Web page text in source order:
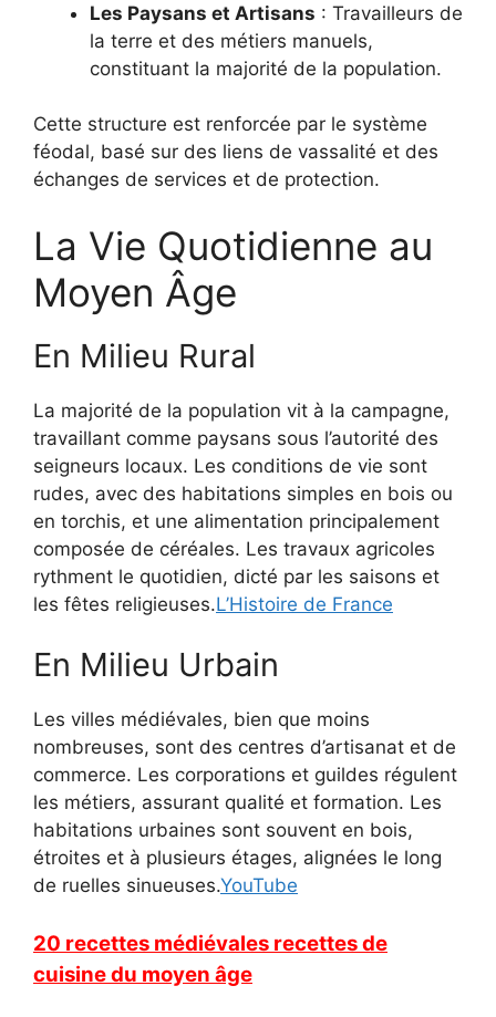
Les Paysans et Artisans : Travailleurs de
la terre et des métiers manuels,
constituant la majorité de la population.
Cette structure est renforcée par le système
féodal, basé sur des liens de vassalité et des
échanges de services et de protection.
La Vie Quotidienne au
Moyen Âge
En Milieu Rural
La majorité de la population vit à la campagne,
travaillant comme paysans sous l’autorité des
seigneurs locaux. Les conditions de vie sont
rudes, avec des habitations simples en bois ou
en torchis, et une alimentation principalement
composée de céréales. Les travaux agricoles
rythment le quotidien, dicté par les saisons et
les fêtes religieuses.L’Histoire de France
En Milieu Urbain
Les villes médiévales, bien que moins
nombreuses, sont des centres d’artisanat et de
commerce. Les corporations et guildes régulent
les métiers, assurant qualité et formation. Les
habitations urbaines sont souvent en bois,
étroites et à plusieurs étages, alignées le long
de ruelles sinueuses.YouTube
20 recettes médiévales recettes de
cuisine du moyen âge